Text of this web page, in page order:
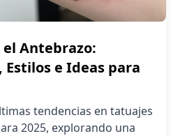
Antebrazo:
Estilos e Ideas para
tendencias en tatuajes
2025, explorando una